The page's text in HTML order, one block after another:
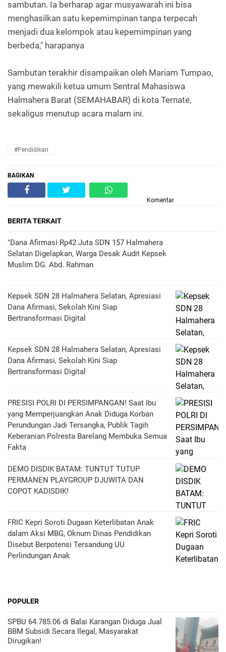
sambutan. Ia berharap agar musyawarah ini bisa
menghasilkan satu kepemimpinan tanpa terpecah
menjadi dua kelompok atau kepemimpinan yang
berbeda," harapanya
Sambutan terakhir disampaikan oleh Mariam Tumpao,
yang mewakili ketua umum Sentral Mahasiswa
Halmahera Barat (SEMAHABAR) di kota Ternate,
sekaligus menutup acara malam ini.
#Pendidikan
BAGIKAN
Komentar
BERITA TERKAIT
"Dana Afirmasi Rp42 Juta SDN 157 Halmahera
Selatan Digelapkan, Warga Desak Audit Kepsek
Muslim DG. Abd. Rahman
Kepsek SDN 28 Halmahera Selatan, Apresiasi
Dana Afirmasi, Sekolah Kini Siap
Bertransformasi Digital
Kepsek SDN 28 Halmahera Selatan, Apresiasi
Dana Afirmasi, Sekolah Kini Siap
Bertransformasi Digital
PRESISI POLRI DI PERSIMPANGAN! Saat Ibu
yang Memperjuangkan Anak Diduga Korban
Perundungan Jadi Tersangka, Publik Tagih
Keberanian Polresta Barelang Membuka Semua
Fakta
DEMO DISDIK BATAM: TUNTUT TUTUP
PERMANEN PLAYGROUP DJUWITA DAN
COPOT KADISDIK!
FRIC Kepri Soroti Dugaan Keterlibatan Anak
dalam Aksi MBG, Oknum Dinas Pendidikan
Disebut Berpotensi Tersandung UU
Perlindungan Anak
POPULER
SPBU 64.785.06 di Balai Karangan Diduga Jual
BBM Subsidi Secara Ilegal, Masyarakat
Dirugikan!